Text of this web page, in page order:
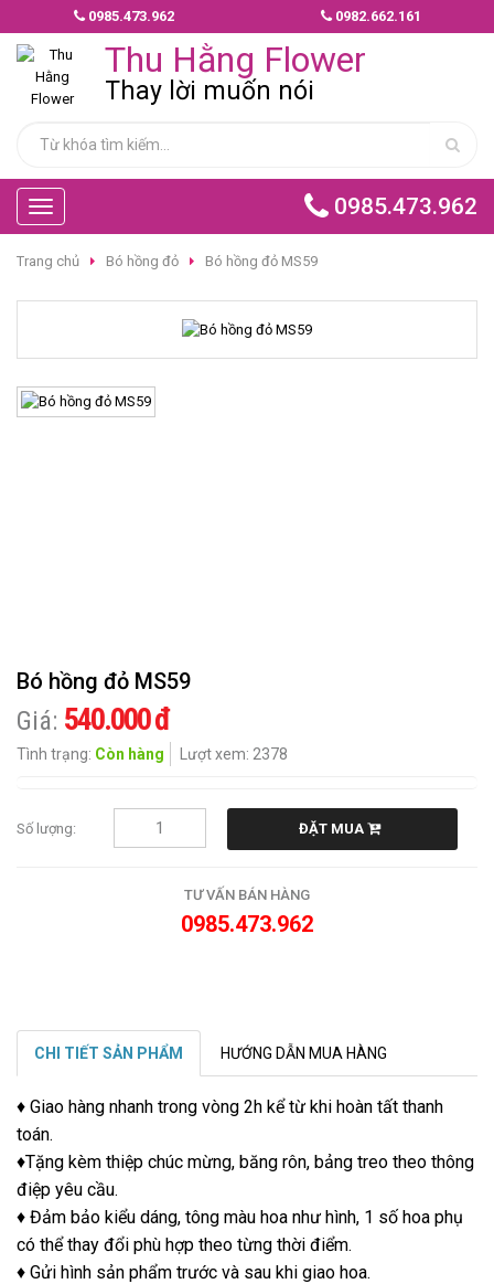
0985.473.962 0982.662.161
Thu Hằng Flower
Thay lời muốn nói
Toggle
navigation
0985.473.962
MẪU
HOA
GIAO
NHANH
CHÚC
MỪNG
BÓ
TÌNH
YÊU
QUÀ
Trang chủ Bó hồng đỏ Bó hồng đỏ MS59
Bó hồng đỏ MS59
Giá: 540.000 đ
Tình trạng: Còn hàng Lượt xem: 2378
Số lượng: ĐẶT MUA
TƯ VẤN BÁN HÀNG
0985.473.962
CHI TIẾT SẢN PHẨM HƯỚNG DẪN MUA HÀNG
♦ Giao hàng nhanh trong vòng 2h kể từ khi hoàn tất thanh
toán.
♦Tặng kèm thiệp chúc mừng, băng rôn, bảng treo theo thông
điệp yêu cầu.
♦ Đảm bảo kiểu dáng, tông màu hoa như hình, 1 số hoa phụ
có thể thay đổi phù hợp theo từng thời điểm.
♦ Gửi hình sản phẩm trước và sau khi giao hoa.